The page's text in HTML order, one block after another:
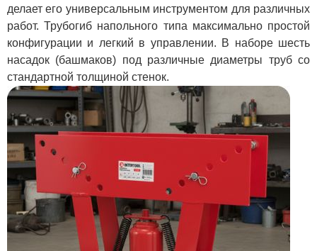
делает его универсальным инструментом для различных
работ. Трубогиб напольного типа максимально простой
конфигурации и легкий в управлении. В наборе шесть
насадок (башмаков) под различные диаметры труб со
стандартной толщиной стенок.